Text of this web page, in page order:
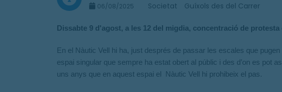
06/08/2025 Societat Guíxols des del Carrer
Dissabte 9 d'agost, a les 12 del migdia, concentració de
En el Nàutic Vell hi ha, just després de passar les escales que
espai singular que sempre ha estat obert al públic i des d’on es pot
uns anys que en aquest espai el Nàutic Vell hi prohibeix el pas.